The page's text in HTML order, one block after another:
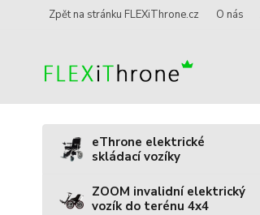
Zpět na stránku FLEXiThrone.cz O nás
eThrone elektrické
skládací vozíky
ZOOM invalidní elektrický
vozík do terénu 4x4